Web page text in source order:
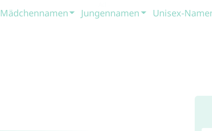
Mädchennamen Jungennamen Unisex-